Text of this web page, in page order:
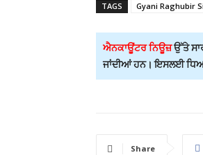
TAGS Gyani Raghubir
ਐਨਕਾਊਂਟਰ ਨਿਊਜ਼ਉੱਤੇ
ਜਾਂਦੀਆਂ ਹਨ। ਇਸਲਈ
Share